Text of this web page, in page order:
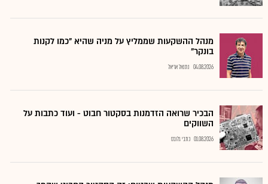
מנהל ההשקעות שממליץ על מניה שהיא "כמו לקנות
בונקר"
04.08.2026 נתנאל אריאל
הבכיר שרואה הזדמנות בסקטור חבוט - ועוד כתבות על
השווקים
01.08.2026 כתבי גלובס